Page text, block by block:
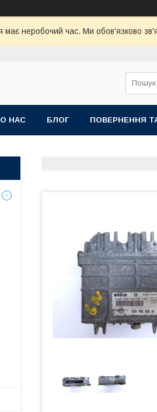
має неробочий час. Ми обов'язково
НАС БЛОГ ПОВЕРНЕННЯ